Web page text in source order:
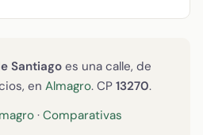
Santiago es una calle, de
en Almagro. CP 13270.
· Comparativas